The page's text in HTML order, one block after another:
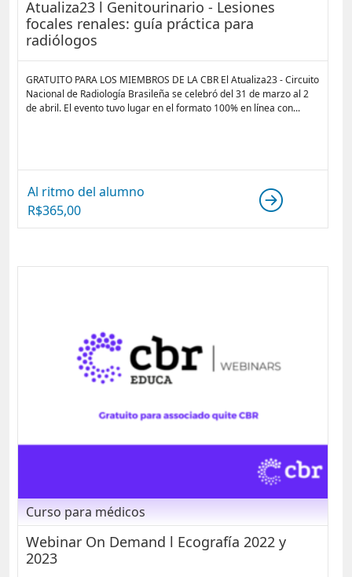
Atualiza23 l Genitourinario - Lesiones
focales renales: guía práctica para
radiólogos
GRATUITO PARA LOS MIEMBROS DE LA CBR El Atualiza23 - Circuito
Nacional de Radiología Brasileña se celebró del 31 de marzo al 2
de abril. El evento tuvo lugar en el formato 100% en línea con...
Al ritmo del alumno
R$365,00
Curso para médicos
Webinar On Demand l Ecografía 2022 y
2023